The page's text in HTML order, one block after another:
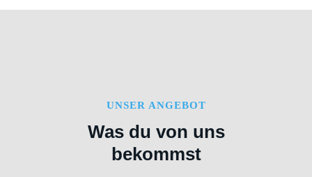
UNSER ANGEBOT
Was du von uns
bekommst